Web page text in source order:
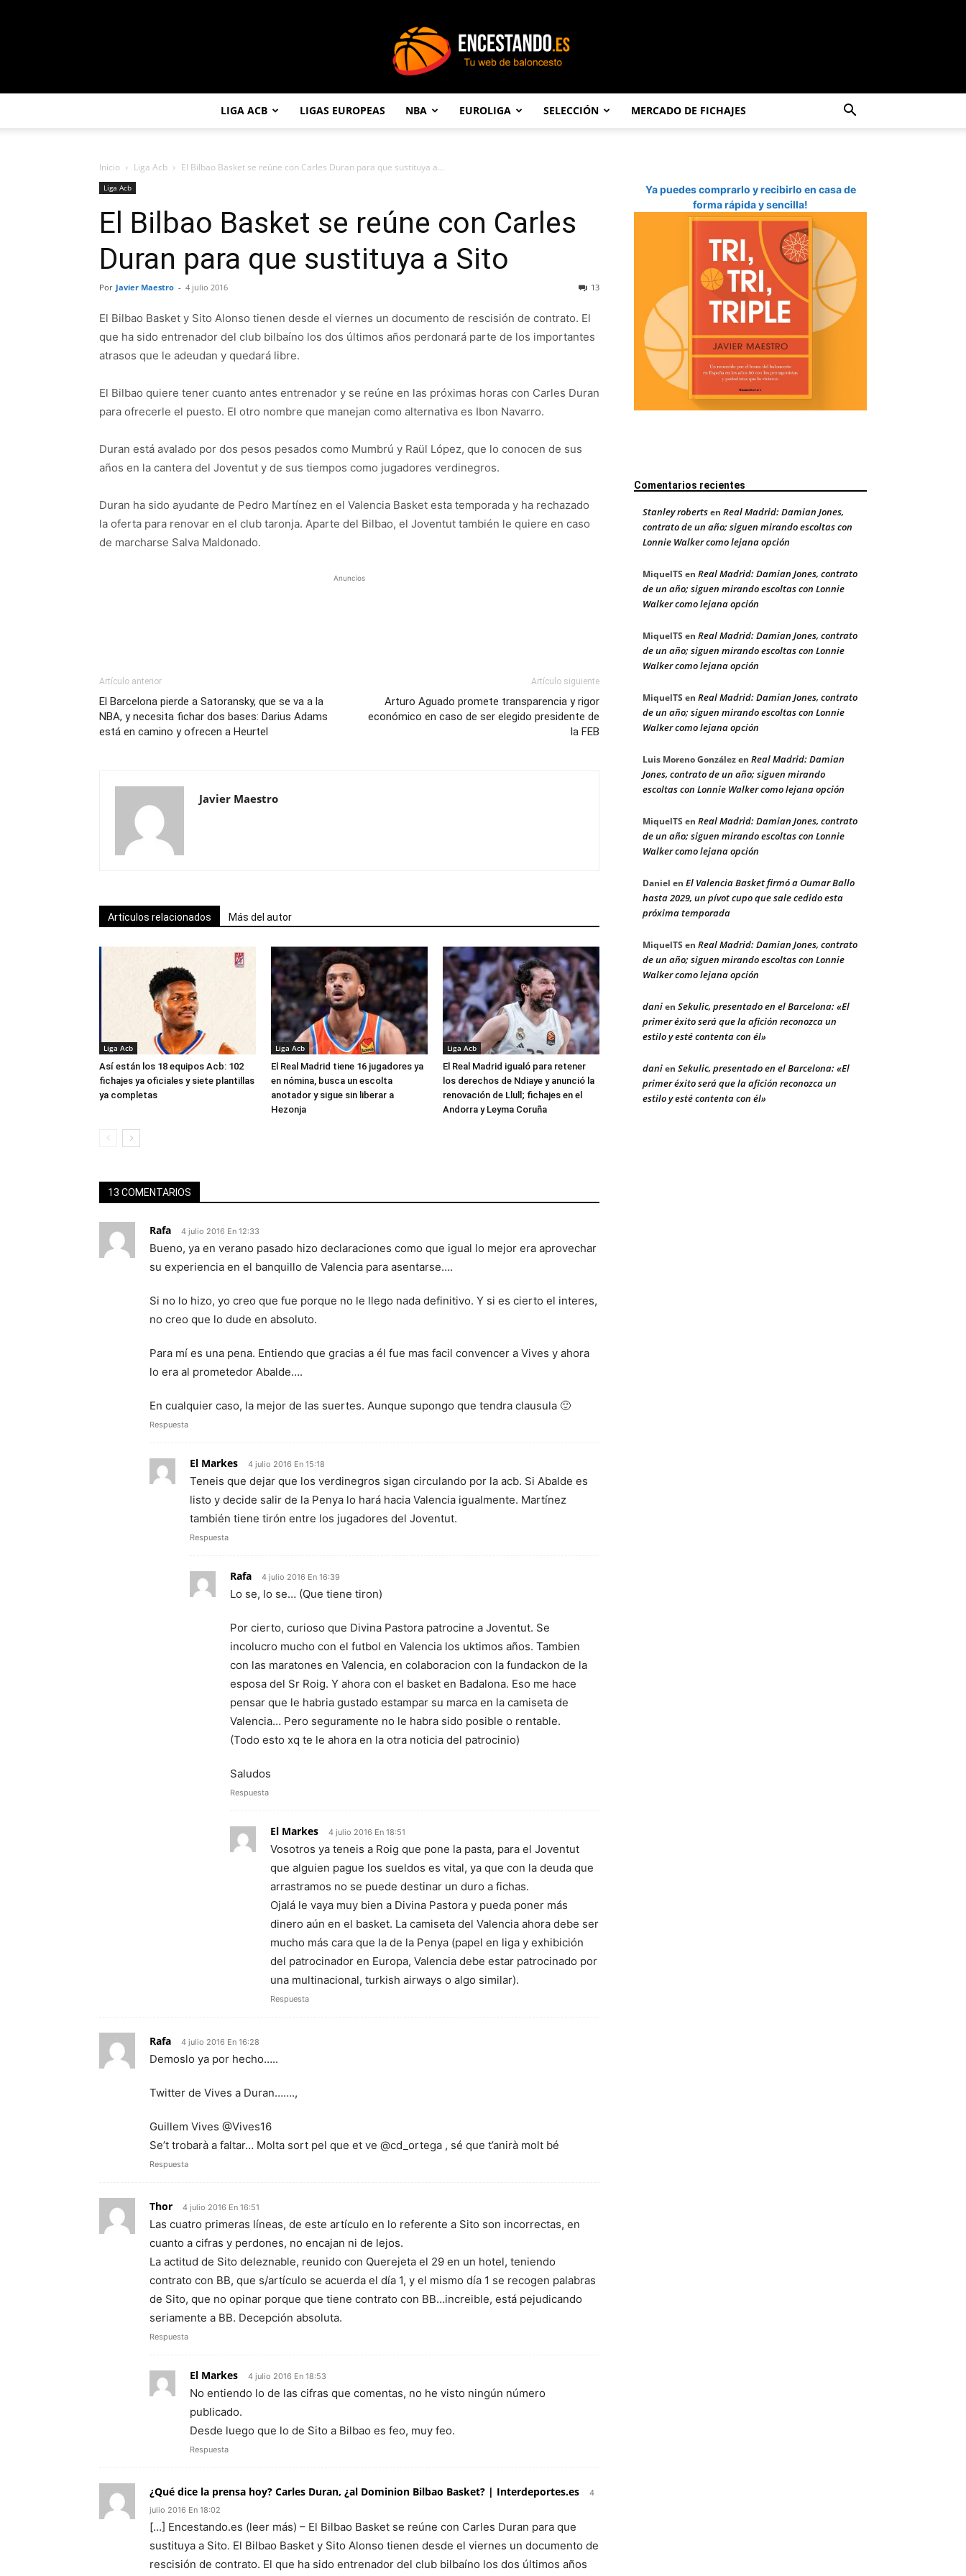
LIGA ACB LIGAS EUROPEAS NBA EUROLIGA SELECCIÓN MERCADO DE FICHAJES
Inicio Liga Acb El Bilbao Basket se reúne con Carles Duran para que sustituya a...
Liga Acb
El Bilbao Basket se reúne con Carles
Duran para que sustituya a Sito
Por Javier Maestro - 4 julio 2016 13
El Bilbao Basket y Sito Alonso tienen desde el viernes un documento de rescisión de contrato. El
que ha sido entrenador del club bilbaíno los dos últimos años perdonará parte de los importantes
atrasos que le adeudan y quedará libre.
El Bilbao quiere tener cuanto antes entrenador y se reúne en las próximas horas con Carles Duran
para ofrecerle el puesto. El otro nombre que manejan como alternativa es Ibon Navarro.
Duran está avalado por dos pesos pesados como Mumbrú y Raül López, que lo conocen de sus
años en la cantera del Joventut y de sus tiempos como jugadores verdinegros.
Duran ha sido ayudante de Pedro Martínez en el Valencia Basket esta temporada y ha rechazado
la oferta para renovar en el club taronja. Aparte del Bilbao, el Joventut también le quiere en caso
de marcharse Salva Maldonado.
Anuncios
Artículo anterior
El Barcelona pierde a Satoransky, que se va a la
NBA, y necesita fichar dos bases: Darius Adams
está en camino y ofrecen a Heurtel
Artículo siguiente
Arturo Aguado promete transparencia y rigor
económico en caso de ser elegido presidente de
la FEB
Javier Maestro
Artículos relacionados Más del autor
Liga Acb
Así están los 18 equipos Acb: 102
fichajes ya oficiales y siete plantillas
ya completas
Liga Acb
El Real Madrid tiene 16 jugadores ya
en nómina, busca un escolta
anotador y sigue sin liberar a
Hezonja
Liga Acb
El Real Madrid igualó para retener
los derechos de Ndiaye y anunció la
renovación de Llull; fichajes en el
Andorra y Leyma Coruña
13 COMENTARIOS
Rafa 4 julio 2016 En 12:33
Bueno, ya en verano pasado hizo declaraciones como que igual lo mejor era aprovechar
su experiencia en el banquillo de Valencia para asentarse….
Si no lo hizo, yo creo que fue porque no le llego nada definitivo. Y si es cierto el interes,
no creo que lo dude en absoluto.
Para mí es una pena. Entiendo que gracias a él fue mas facil convencer a Vives y ahora
lo era al prometedor Abalde….
En cualquier caso, la mejor de las suertes. Aunque supongo que tendra clausula 🙂
Respuesta
El Markes 4 julio 2016 En 15:18
Teneis que dejar que los verdinegros sigan circulando por la acb. Si Abalde es
listo y decide salir de la Penya lo hará hacia Valencia igualmente. Martínez
también tiene tirón entre los jugadores del Joventut.
Respuesta
Rafa 4 julio 2016 En 16:39
Lo se, lo se… (Que tiene tiron)
Por cierto, curioso que Divina Pastora patrocine a Joventut. Se
incolucro mucho con el futbol en Valencia los uktimos años. Tambien
con las maratones en Valencia, en colaboracion con la fundackon de la
esposa del Sr Roig. Y ahora con el basket en Badalona. Eso me hace
pensar que le habria gustado estampar su marca en la camiseta de
Valencia… Pero seguramente no le habra sido posible o rentable.
(Todo esto xq te le ahora en la otra noticia del patrocinio)
Saludos
Respuesta
El Markes 4 julio 2016 En 18:51
Vosotros ya teneis a Roig que pone la pasta, para el Joventut
que alguien pague los sueldos es vital, ya que con la deuda que
arrastramos no se puede destinar un duro a fichas.
Ojalá le vaya muy bien a Divina Pastora y pueda poner más
dinero aún en el basket. La camiseta del Valencia ahora debe ser
mucho más cara que la de la Penya (papel en liga y exhibición
del patrocinador en Europa, Valencia debe estar patrocinado por
una multinacional, turkish airways o algo similar).
Respuesta
Rafa 4 julio 2016 En 16:28
Demoslo ya por hecho…..
Twitter de Vives a Duran…….,
Guillem Vives ‏@Vives16
Se’t trobarà a faltar… Molta sort pel que et ve @cd_ortega , sé que t’anirà molt bé
Respuesta
Thor 4 julio 2016 En 16:51
Las cuatro primeras líneas, de este artículo en lo referente a Sito son incorrectas, en
cuanto a cifras y perdones, no encajan ni de lejos.
La actitud de Sito deleznable, reunido con Querejeta el 29 en un hotel, teniendo
contrato con BB, que s/artículo se acuerda el día 1, y el mismo día 1 se recogen palabras
de Sito, que no opinar porque que tiene contrato con BB…increible, está pejudicando
seriamente a BB. Decepción absoluta.
Respuesta
El Markes 4 julio 2016 En 18:53
No entiendo lo de las cifras que comentas, no he visto ningún número
publicado.
Desde luego que lo de Sito a Bilbao es feo, muy feo.
Respuesta
¿Qué dice la prensa hoy? Carles Duran, ¿al Dominion Bilbao Basket? | Interdeportes.es
4
julio 2016 En 18:02
[…] Encestando.es (leer más) – El Bilbao Basket se reúne con Carles Duran para que
sustituya a Sito. El Bilbao Basket y Sito Alonso tienen desde el viernes un documento de
rescisión de contrato. El que ha sido entrenador del club bilbaíno los dos últimos años
Ya puedes comprarlo y recibirlo en casa de
forma rápida y sencilla!
Comentarios recientes
Stanley robertsen Real Madrid: Damian Jones,
contrato de un año; siguen mirando escoltas con
Lonnie Walker como lejana opción
MiquelTS en Real Madrid: Damian Jones, contrato
de un año; siguen mirando escoltas con Lonnie
Walker como lejana opción
MiquelTS en Real Madrid: Damian Jones, contrato
de un año; siguen mirando escoltas con Lonnie
Walker como lejana opción
MiquelTS en Real Madrid: Damian Jones, contrato
de un año; siguen mirando escoltas con Lonnie
Walker como lejana opción
Luis Moreno Gonzálezen Real Madrid: Damian
Jones, contrato de un año; siguen mirando
escoltas con Lonnie Walker como lejana opción
MiquelTS en Real Madrid: Damian Jones, contrato
de un año; siguen mirando escoltas con Lonnie
Walker como lejana opción
Daniel en El Valencia Basket firmó a Oumar Ballo
hasta 2029, un pívot cupo que sale cedido esta
próxima temporada
MiquelTS en Real Madrid: Damian Jones, contrato
de un año; siguen mirando escoltas con Lonnie
Walker como lejana opción
danien Sekulic, presentado en el Barcelona: «El
primer éxito será que la afición reconozca un
estilo y esté contenta con él»
danien Sekulic, presentado en el Barcelona: «El
primer éxito será que la afición reconozca un
estilo y esté contenta con él»